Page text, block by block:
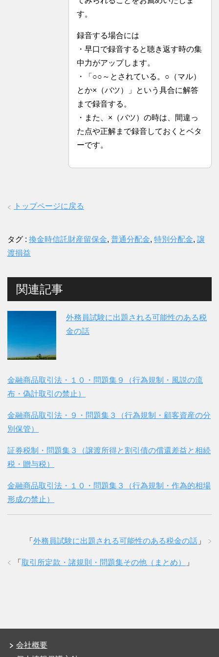
す。
録音する場合には
・早口で録音すると聴き返す時の集
中力がアップします。
・「○○～とされている。○（マル）
とか×（バツ）」という具合に解答
まで録音する。
・また、×（バツ）の時は、間違っ
た点や正解まで録音しておくとベタ
ーです。
トップページに戻る
タグ : 換金時信託財産留保金, 普通分配金, 特別分配金, 譲
渡損益
関連記事
外務員試験に出題される可能性のある税
金の話
金融商品取引法・１０・問題集９（行為規制・風説の流
布・偽計取引の禁止）
金融商品取引法・９・問題集３（行為規制・顧客資産の分
別保管）
証券税制・問題集３（譲渡所得と割引債の償還差益と相続
税・贈与税）
金融商品取引法・１０・問題集３（行為規制・作為的相場
形成の禁止）
「 外務員試験に出題される可能性のある税金の話 」
「 取引所定款・諸規則・問題集その他（まとめ） 」
会社概要